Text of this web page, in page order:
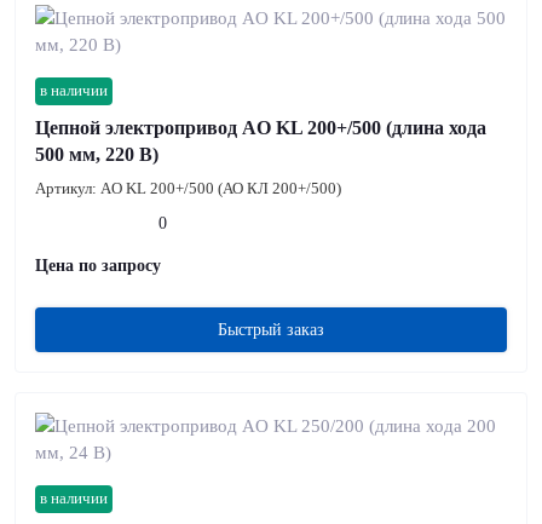
в наличии
Цепной электропривод AO KL 200+/500 (длина хода
500 мм, 220 В)
Артикул: AO KL 200+/500 (АО КЛ 200+/500)
0
Цена по запросу
Быстрый заказ
в наличии